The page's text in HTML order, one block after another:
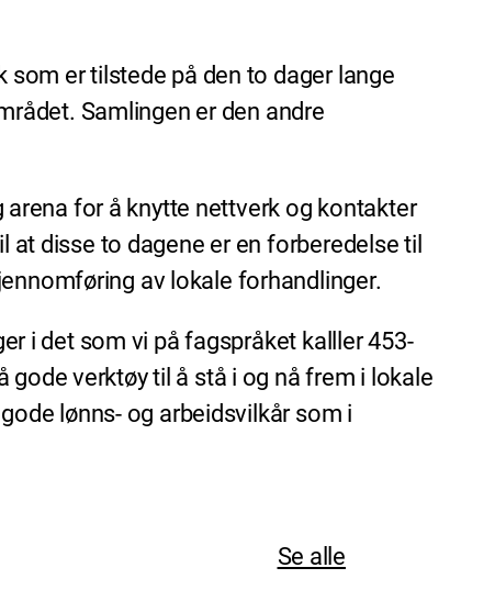
er tilstede på den to dager lange
Samlingen er den andre
arena for å knytte nettverk og kontakter
disse to dagene er en forberedelse til
av lokale forhandlinger.
i det som vi på fagspråket kalller 453-
verktøy til å stå i og nå frem i lokale
lønns- og arbeidsvilkår som i
Se alle